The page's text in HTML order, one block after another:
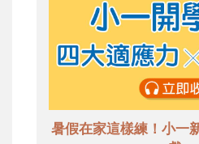
暑假在家這樣練！小一